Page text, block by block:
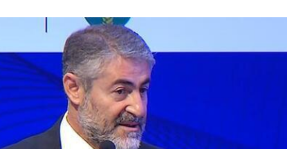
Örgütüne MİT’ten Darbe!